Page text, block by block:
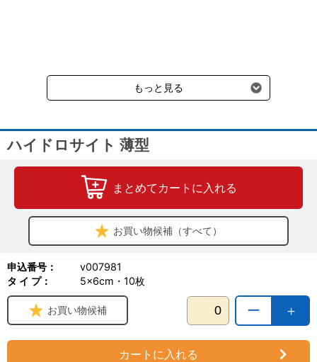
受けます。
もっと見る
ハイドロサイト 薄型
まとめてカートに入れる
お買い物候補（すべて）
申込番号：
v007981
タ イ プ：
5×6cm・10枚
＋
ー
お買い物候補
カートに入れる